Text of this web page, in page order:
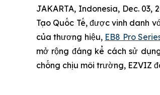
JAKARTA, Indonesia, Dec.
Tạo Quốc Tế, được vinh danh
của thương hiệu, EB8 Pro
mở rộng đáng kể cách sử
chống chịu môi trường, EZVIZ